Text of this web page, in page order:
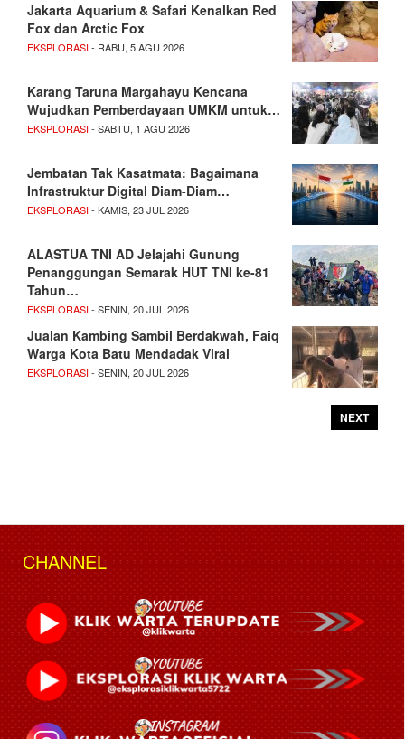
Jakarta Aquarium & Safari Kenalkan Red
Fox dan Arctic Fox
EKSPLORASI- RABU, 5 AGU 2026
Karang Taruna Margahayu Kencana
Wujudkan Pemberdayaan UMKM untuk…
EKSPLORASI- SABTU, 1 AGU 2026
Jembatan Tak Kasatmata: Bagaimana
Infrastruktur Digital Diam-Diam…
EKSPLORASI- KAMIS, 23 JUL 2026
ALASTUA TNI AD Jelajahi Gunung
Penanggungan Semarak HUT TNI ke-81
Tahun…
EKSPLORASI- SENIN, 20 JUL 2026
Jualan Kambing Sambil Berdakwah, Faiq
Warga Kota Batu Mendadak Viral
EKSPLORASI- SENIN, 20 JUL 2026
NEXT
CHANNEL